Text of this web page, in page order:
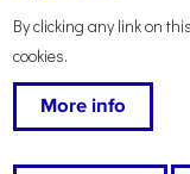
By clicking any link on
cookies.
More info